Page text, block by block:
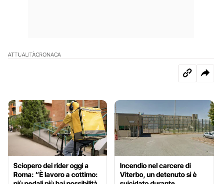
ATTUALITÀCRONACA
Sciopero dei rider oggi a
Roma: “È lavoro a cottimo:
Incendio nel carcere di
Viterbo, un detenuto si è